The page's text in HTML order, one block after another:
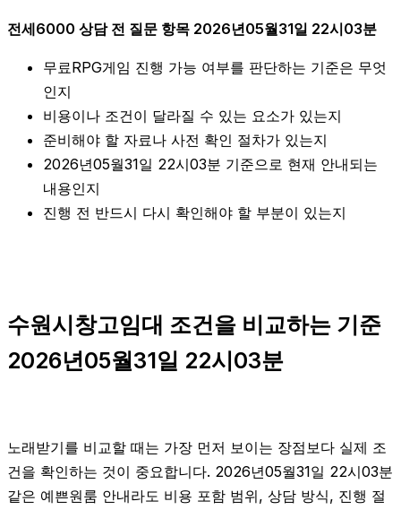
전세6000 상담 전 질문 항목 2026년05월31일 22시03분
무료RPG게임 진행 가능 여부를 판단하는 기준은 무엇
인지
비용이나 조건이 달라질 수 있는 요소가 있는지
준비해야 할 자료나 사전 확인 절차가 있는지
2026년05월31일 22시03분 기준으로 현재 안내되는
내용인지
진행 전 반드시 다시 확인해야 할 부분이 있는지
수원시창고임대 조건을 비교하는 기준
2026년05월31일 22시03분
노래받기를 비교할 때는 가장 먼저 보이는 장점보다 실제 조
건을 확인하는 것이 중요합니다. 2026년05월31일 22시03분
같은 예쁜원룸 안내라도 비용 포함 범위, 상담 방식, 진행 절